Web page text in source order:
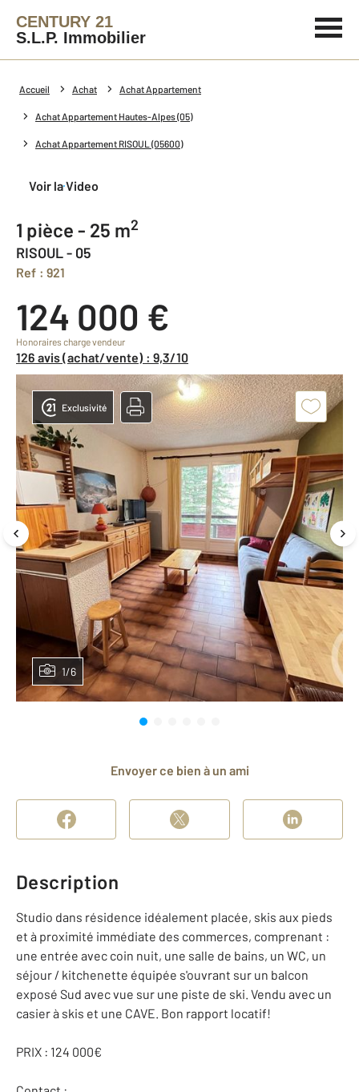
CENTURY 21
S.L.P. Immobilier
Accueil Achat Achat Appartement
Achat Appartement Hautes-Alpes (05)
Achat Appartement RISOUL (05600)
Voir la Video
1 pièce - 25 m2
RISOUL - 05
Ref : 921
124 000 €
Honoraires charge vendeur
126 avis (achat/vente) : 9,3/10
1/6
Exclusivité
Envoyer ce bien à un ami
Description
Studio dans résidence idéalement placée, skis aux pieds
et à proximité immédiate des commerces, comprenant :
une entrée avec coin nuit, une salle de bains, un WC, un
séjour / kitchenette équipée s'ouvrant sur un balcon
exposé Sud avec vue sur une piste de ski. Vendu avec un
casier à skis et une CAVE. Bon rapport locatif!
PRIX : 124 000€